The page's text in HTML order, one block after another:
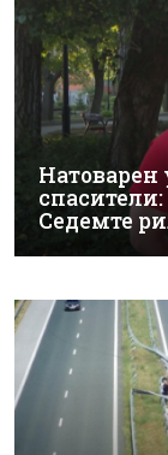
Натоварен
Седемте